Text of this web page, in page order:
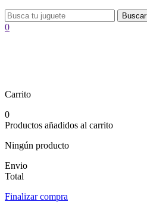
Buscar
0
Carrito
0
Productos añadidos al carrito
Ningún producto
Envio
Total
Finalizar compra